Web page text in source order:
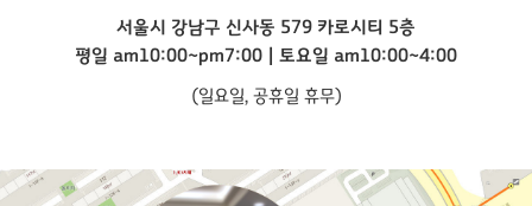
서울시 강남구 신사동 579 카로시티 5층
평일 am10:00~pm7:00 | 토요일 am10:00~4:00
(일요일, 공휴일 휴무)